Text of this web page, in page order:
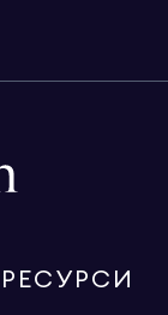
РЕСУРСИ